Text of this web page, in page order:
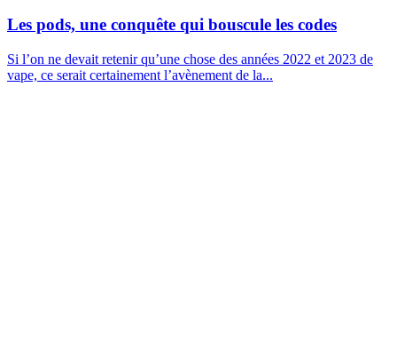
Les pods, une conquête qui bouscule les codes
Si l’on ne devait retenir qu’une chose des années 2022 et 2023 de
vape, ce serait certainement l’avènement de la...